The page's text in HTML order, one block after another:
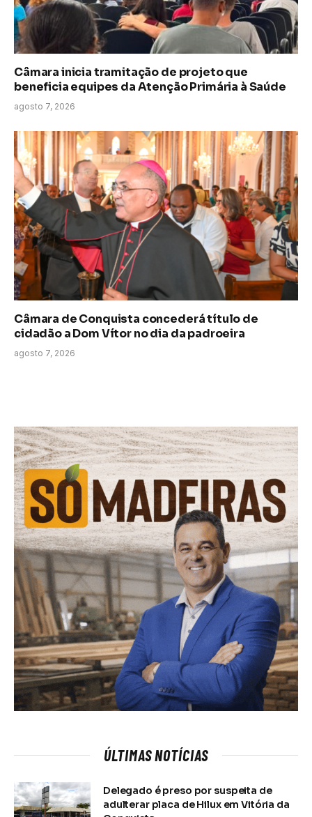
Câmara inicia tramitação de projeto que
beneficia equipes da Atenção Primária à Saúde
agosto 7, 2026
Câmara de Conquista concederá título de
cidadão a Dom Vítor no dia da padroeira
agosto 7, 2026
ÚLTIMAS NOTÍCIAS
Delegado é preso por suspeita de
adulterar placa de Hilux em Vitória da